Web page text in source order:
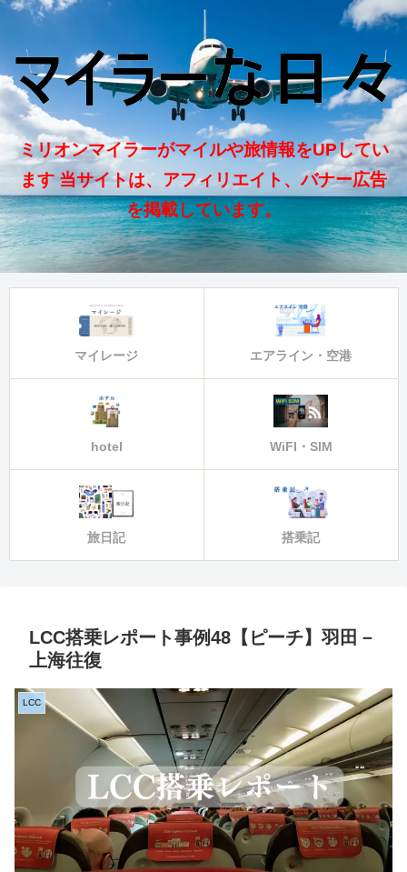
ミリオンマイラーがマイルや旅情報をUPしてい
ます 当サイトは、アフィリエイト、バナー広告
を掲載しています。
マイレージ エアライン・空港
hotel WiFI・SIM
旅日記 搭乗記
LCC搭乗レポート事例48【ピーチ】羽田－
上海往復
LCC